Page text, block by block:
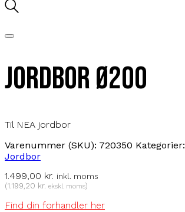
Jordbor Ø200
Til NEA jordbor
Varenummer (SKU): 720350 Kategorier:
Jordbor
1.499,00 kr. inkl. moms
(1.199,20 kr. ekskl. moms)
Find din forhandler her